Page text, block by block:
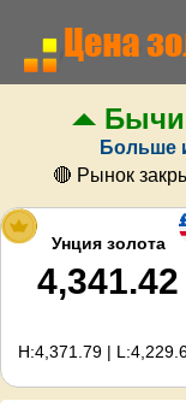
Больше
🔴 Рынок
Унция золота
4,341.42
H:4,371.79 |